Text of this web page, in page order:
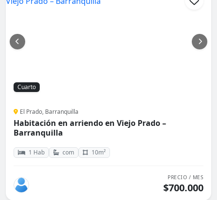
Cuarto
El Prado, Barranquilla
Habitación en arriendo en Viejo Prado –
Barranquilla
1 Hab com 10m²
PRECIO / MES
$700.000